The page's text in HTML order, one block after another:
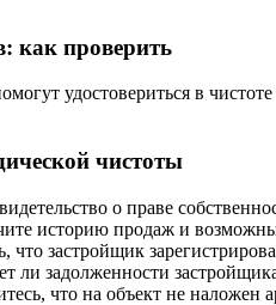
как проверить
удостовериться в
чистоты
о праве
историю продаж и
что застройщик
ли задолженности
что на объект не наложен